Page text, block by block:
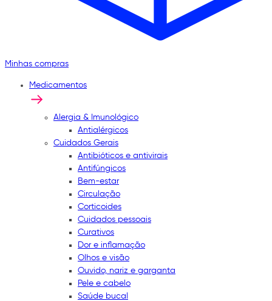
Minhas compras
Medicamentos
Alergia & Imunológico
Antialérgicos
Cuidados Gerais
Antibióticos e antivirais
Antifúngicos
Bem-estar
Circulação
Corticoides
Cuidados pessoais
Curativos
Dor e inflamação
Olhos e visão
Ouvido, nariz e garganta
Pele e cabelo
Saúde bucal